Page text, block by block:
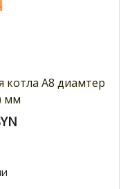
котла А8 диамтер
мм